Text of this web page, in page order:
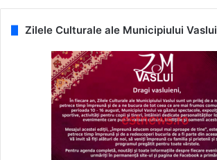
Zilele Culturale ale Municipiului Vaslui